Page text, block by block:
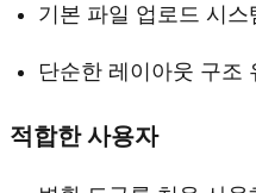
기본 파일 업로드 시스
단순한 레이아웃 구조
적합한 사용자